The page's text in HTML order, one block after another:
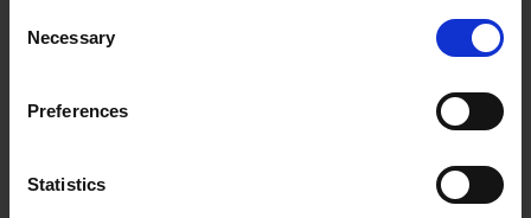
follow your cookie preferences for future page visits. The
privacy level in the USA does not correspond to EU
standards, and it cannot be excluded that US authorities
access your data on US servers.
For more information on cookies and the use of your
data privacy statement.
Selection
Necessary
Preferences
Statistics
Gemäß den Angaben von EcoVadis gehört
VITLAB GmbH zu den besten 5 Prozent
Unternehmen und…